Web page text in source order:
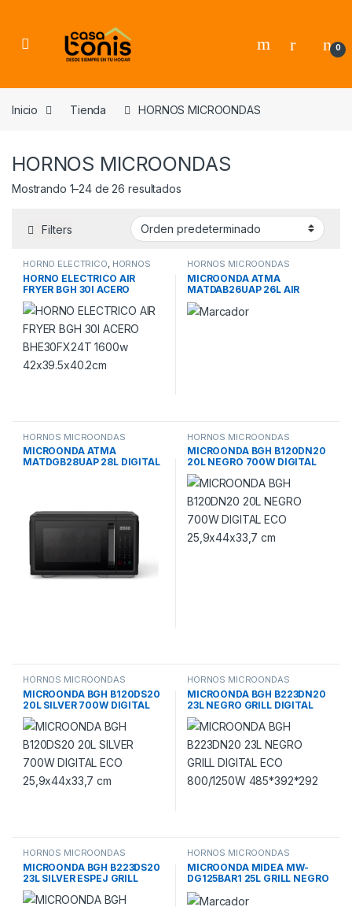
0
Inicio Tienda HORNOS MICROONDAS
HORNOS MICROONDAS
Mostrando 1–24 de 26 resultados
Filters
HORNO ELECTRICO, HORNOS
MICROONDAS
HORNO ELECTRICO AIR
FRYER BGH 30l ACERO
BHE30FX24T 1600w
42×39.5×40.2cm
HORNOS MICROONDAS
MICROONDA ATMA
MATDAB26UAP 26L AIR
FRYER DIGITAL NEGRO 900w
HORNOS MICROONDAS
MICROONDA ATMA
MATDGB28UAP 28L DIGITAL
HORNOS MICROONDAS
MICROONDA BGH B120DN20
20L NEGRO 700W DIGITAL
ECO 25,9x44x33,7 cm
HORNOS MICROONDAS
MICROONDA BGH B120DS20
20L SILVER 700W DIGITAL
ECO 25,9x44x33,7 cm
HORNOS MICROONDAS
MICROONDA BGH B223DN20
23L NEGRO GRILL DIGITAL
ECO 800/1250W
485*392*292
HORNOS MICROONDAS
MICROONDA BGH B223DS20
23L SILVER ESPEJ GRILL
DIGITAL ECO 800/1250W
485*392*292
HORNOS MICROONDAS
MICROONDA MIDEA MW-
DG125BAR1 25L GRILL NEGRO